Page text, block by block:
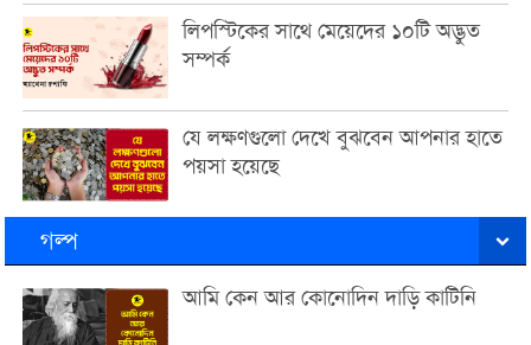
লিপস্টিকের সাথে মেয়েদের ১০টি অদ্ভুত
সম্পর্ক
যে লক্ষণগুলো দেখে বুঝবেন আপনার হাতে
পয়সা হয়েছে
গল্প
আমি কেন আর কোনোদিন দাড়ি কাটিনি